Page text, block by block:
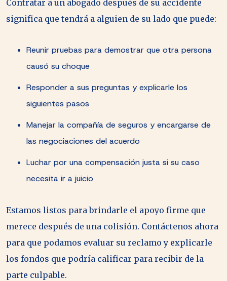
Contratar a un abogado después de su accidente
significa que tendrá a alguien de su lado que puede:
Reunir pruebas para demostrar que otra persona
causó su choque
Responder a sus preguntas y explicarle los
siguientes pasos
Manejar la compañía de seguros y encargarse de
las negociaciones del acuerdo
Luchar por una compensación justa si su caso
necesita ir a juicio
Estamos listos para brindarle el apoyo firme que
merece después de una colisión. Contáctenos ahora
para que podamos evaluar su reclamo y explicarle
los fondos que podría calificar para recibir de la
parte culpable.